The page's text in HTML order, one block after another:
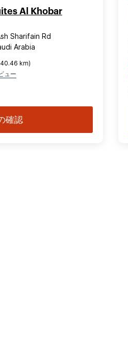
Al Khobar
Sharifain Rd
Arabia
km)
ュー
確認